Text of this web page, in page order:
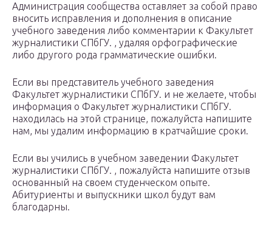
Администрация сообщества оставляет за собой право
вносить исправления и дополнения в описание
учебного заведения либо комментарии к Факультет
журналистики СПбГУ. , удаляя орфографические
либо другого рода грамматические ошибки.
Если вы представитель учебного заведения
Факультет журналистики СПбГУ. и не желаете, чтобы
информация о Факультет журналистики СПбГУ.
находилась на этой странице, пожалуйста напишите
нам, мы удалим информацию в кратчайшие сроки.
Если вы учились в учебном заведении Факультет
журналистики СПбГУ. , пожалуйста напишите отзыв
основанный на своем студенческом опыте.
Абитуриенты и выпускники школ будут вам
благодарны.